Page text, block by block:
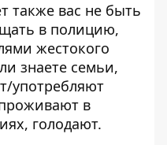
также вас не быть
в полицию,
жестокого
знаете семьи,
употребляют
в
голодают.